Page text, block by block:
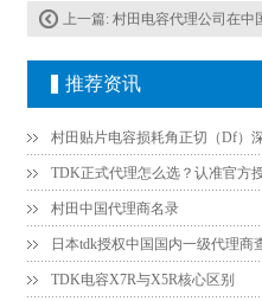
上一篇: 村田电容代理公司在中
推荐资讯
村田中国代理商名录
日本tdk授权中国国内一级代理商
TDK电容X7R与X5R核心区别